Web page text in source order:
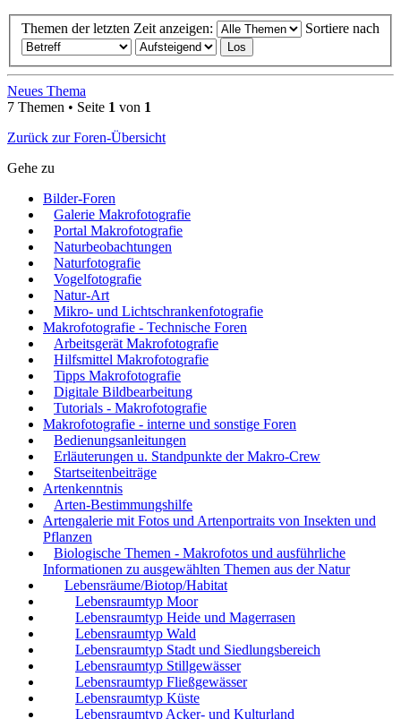
Themen der letzten Zeit anzeigen: Sortiere nach
Neues Thema
7 Themen • Seite 1 von 1
Zurück zur Foren-Übersicht
Gehe zu
Bilder-Foren
Galerie Makrofotografie
Portal Makrofotografie
Naturbeobachtungen
Naturfotografie
Vogelfotografie
Natur-Art
Mikro- und Lichtschrankenfotografie
Makrofotografie - Technische Foren
Arbeitsgerät Makrofotografie
Hilfsmittel Makrofotografie
Tipps Makrofotografie
Digitale Bildbearbeitung
Tutorials - Makrofotografie
Makrofotografie - interne und sonstige Foren
Bedienungsanleitungen
Erläuterungen u. Standpunkte der Makro-Crew
Startseitenbeiträge
Artenkenntnis
Arten-Bestimmungshilfe
Artengalerie mit Fotos und Artenportraits von Insekten und
Pflanzen
Biologische Themen - Makrofotos und ausführliche
Informationen zu ausgewählten Themen aus der Natur
Lebensräume/Biotop/Habitat
Lebensraumtyp Moor
Lebensraumtyp Heide und Magerrasen
Lebensraumtyp Wald
Lebensraumtyp Stadt und Siedlungsbereich
Lebensraumtyp Stillgewässer
Lebensraumtyp Fließgewässer
Lebensraumtyp Küste
Lebensraumtyp Acker- und Kulturland